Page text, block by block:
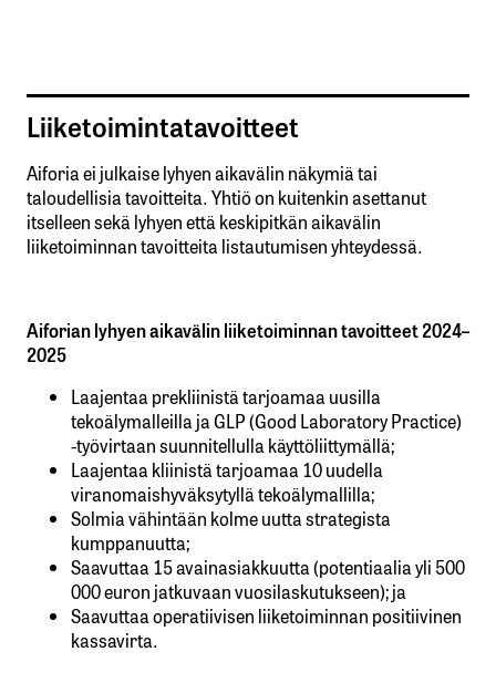
Liiketoimintatavoitteet
Aiforia ei julkaise lyhyen aikavälin näkymiä tai
taloudellisia tavoitteita. Yhtiö on kuitenkin asettanut
itselleen sekä lyhyen että keskipitkän aikavälin
liiketoiminnan tavoitteita listautumisen yhteydessä.
Aiforian lyhyen aikavälin liiketoiminnan tavoitteet 2024–
2025
Laajentaa prekliinistä tarjoamaa uusilla
tekoälymalleilla ja GLP (Good Laboratory Practice)
-työvirtaan suunnitellulla käyttöliittymällä;
Laajentaa kliinistä tarjoamaa 10 uudella
viranomaishyväksytyllä tekoälymallilla;
Solmia vähintään kolme uutta strategista
kumppanuutta;
Saavuttaa 15 avainasiakkuutta (potentiaalia yli 500
000 euron jatkuvaan vuosilaskutukseen); ja
Saavuttaa operatiivisen liiketoiminnan positiivinen
kassavirta.